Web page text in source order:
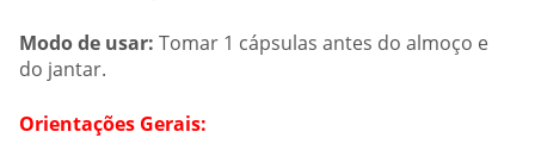
Modo de usar: Tomar 1 cápsulas antes do almoço e
do jantar.
Orientações Gerais: